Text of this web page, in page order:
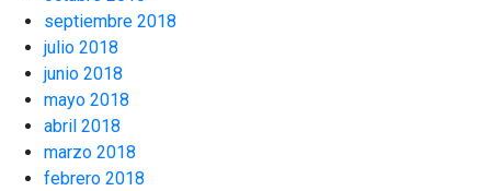
septiembre 2018
julio 2018
junio 2018
mayo 2018
abril 2018
marzo 2018
febrero 2018